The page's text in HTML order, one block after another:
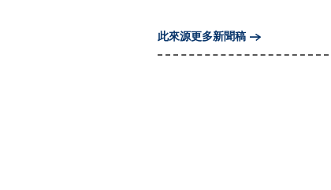
此來源更多新聞稿